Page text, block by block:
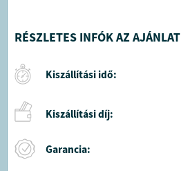
RÉSZLETES INFÓK AZ
Kiszállítási idő:
Kiszállítási díj:
Garancia: